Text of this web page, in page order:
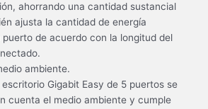
ahorrando una cantidad sustancial
ajusta la cantidad de energía
puerto de acuerdo con la longitud del
ambiente.
Gigabit Easy de 5 puertos se
cuenta el medio ambiente y cumple